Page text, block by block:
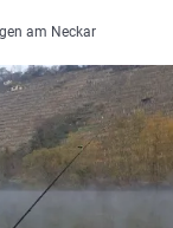
am Neckar